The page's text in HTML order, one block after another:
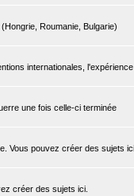
Roumanie, Bulgarie)
internationales,
une fois celle-ci terminée
Vous pouvez créer des sujets
créer des sujets ici.